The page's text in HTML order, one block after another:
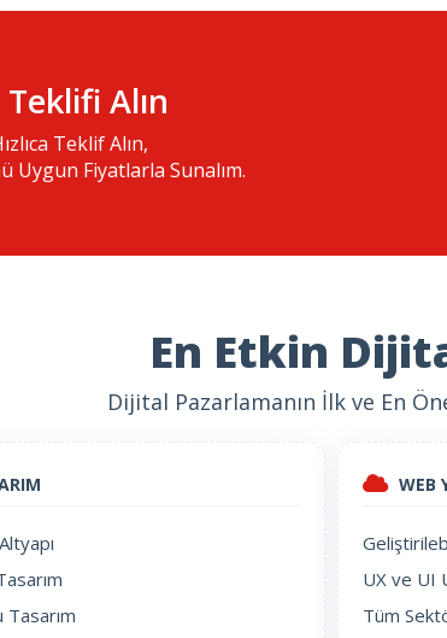
Alın
Teklif Alın,
Uygun Fiyatlarla Sunalım.
En Etkin
Dijital Pazarlamanın İlk ve En
WEB
UX ve UI
Tüm